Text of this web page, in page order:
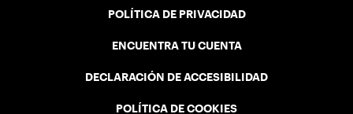
POLÍTICA DE PRIVACIDAD
ENCUENTRA TU CUENTA
DECLARACIÓN DE ACCESIBILIDAD
POLÍTICA DE COOKIES